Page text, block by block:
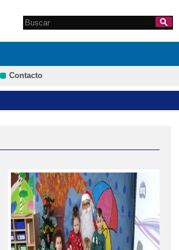
Formulario de
Search this site
Contacto